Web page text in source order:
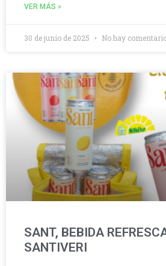
VER MÁS »
30 de junio de 2025 No hay
SANT, BEBIDA
SANTIVERI